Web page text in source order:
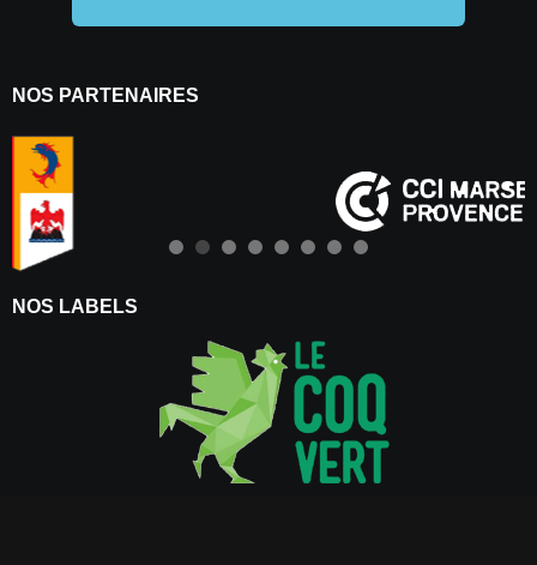
NOS PARTENAIRES
NOS LABELS